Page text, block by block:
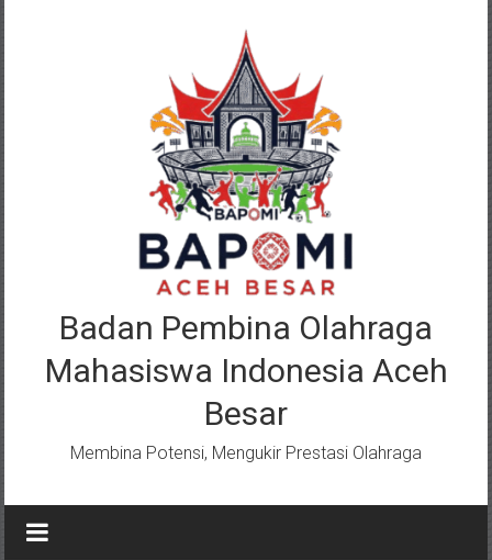
Badan Pembina Olahraga
Mahasiswa Indonesia Aceh
Besar
Membina Potensi, Mengukir Prestasi Olahraga